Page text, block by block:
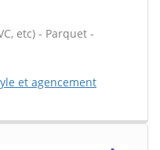
etc) - Parquet -
et agencement